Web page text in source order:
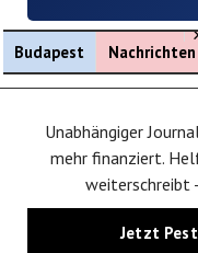
Budapest Nachrichten
Unabhängiger
mehr finanziert.
weiterschreibt
Jetzt